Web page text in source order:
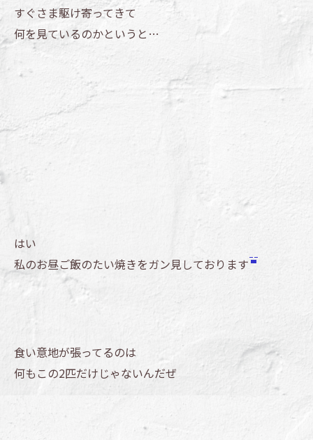
すぐさま駆け寄ってきて
何を見ているのかというと…
はい
私のお昼ご飯のたい焼きをガン見しております
食い意地が張ってるのは
何もこの2匹だけじゃないんだぜ